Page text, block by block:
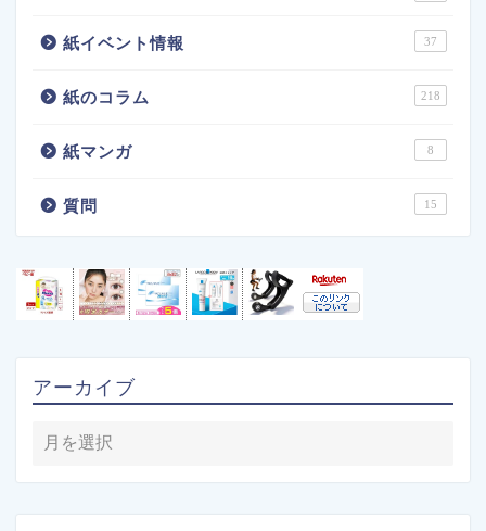
紙イベント情報 37
紙のコラム 218
紙マンガ 8
質問 15
アーカイブ